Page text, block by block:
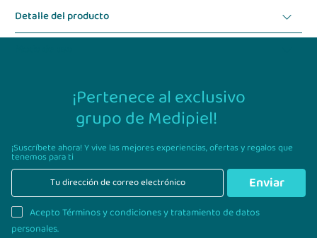
Detalle del producto
¡Pertenece al exclusivo
grupo de Medipiel!
¡Suscríbete ahora! Y vive las mejores experiencias,ofertas y regalos que
tenemos para ti
Enviar
Acepto Términos y condiciones y tratamiento de datos
personales.